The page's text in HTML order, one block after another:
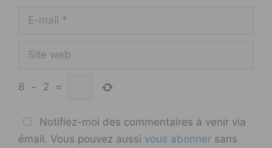
mail
web
8 − 2 =
Notifiez-moi des commentaires à venir via
émail. Vous pouvez aussi vous abonner sans